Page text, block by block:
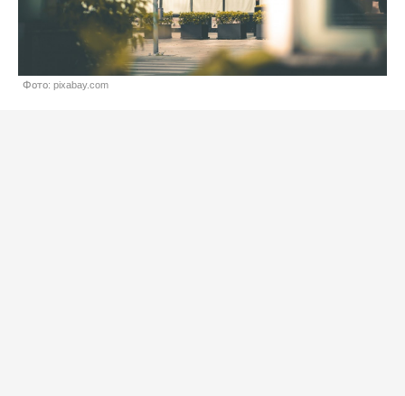
Фото: pixabay.com